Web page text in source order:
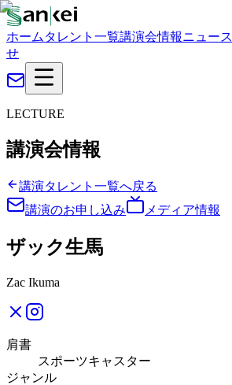
ホーム タレント一覧講演会情報ニュース
せ
LECTURE
講演会情報
講演タレント一覧へ戻る
講演のお申し込み
メディア情報
ザック生馬
Zac Ikuma
肩書
スポーツキャスター
ジャンル